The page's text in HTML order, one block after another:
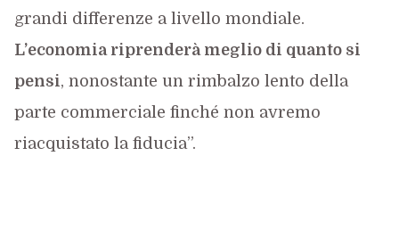
grandi differenze a livello mondiale.
L’economia riprenderà meglio di quanto si
pensi, nonostante un rimbalzo lento della
parte commerciale finché non avremo
riacquistato la fiducia”.